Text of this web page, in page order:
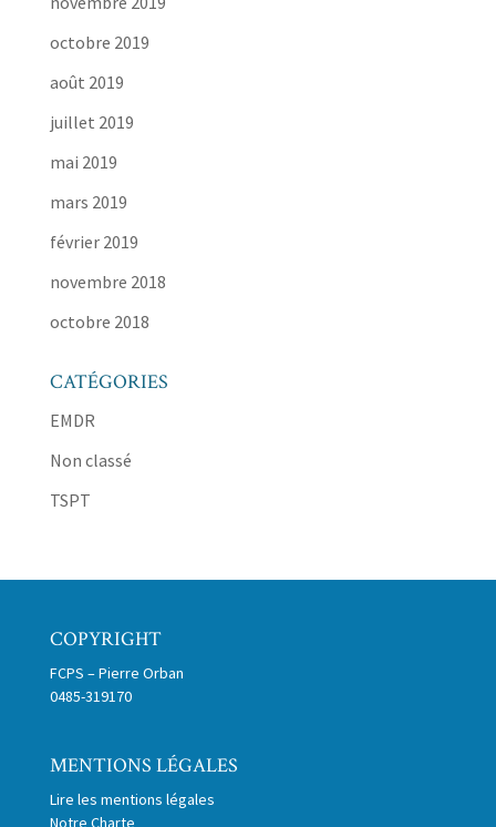
octobre 2019
août 2019
juillet 2019
mai 2019
mars 2019
février 2019
novembre 2018
octobre 2018
CATÉGORIES
EMDR
Non classé
TSPT
COPYRIGHT
FCPS – Pierre Orban
0485-319170
MENTIONS LÉGALES
Lire les mentions légales
Notre Charte